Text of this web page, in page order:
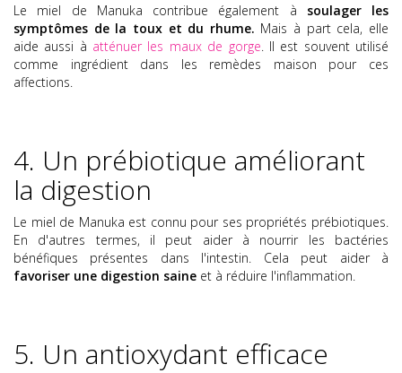
Le miel de Manuka contribue également à soulager les
symptômes de la toux et du rhume. Mais à part cela, elle
aide aussi à atténuer les maux de gorge . Il est souvent utilisé
comme ingrédient dans les remèdes maison pour ces
affections.
4. Un prébiotique améliorant
la digestion
Le miel de Manuka est connu pour ses propriétés prébiotiques.
En d'autres termes, il peut aider à nourrir les bactéries
bénéfiques présentes dans l'intestin. Cela peut aider à
favoriser une digestion saine et à réduire l'inflammation.
5. Un antioxydant efficace